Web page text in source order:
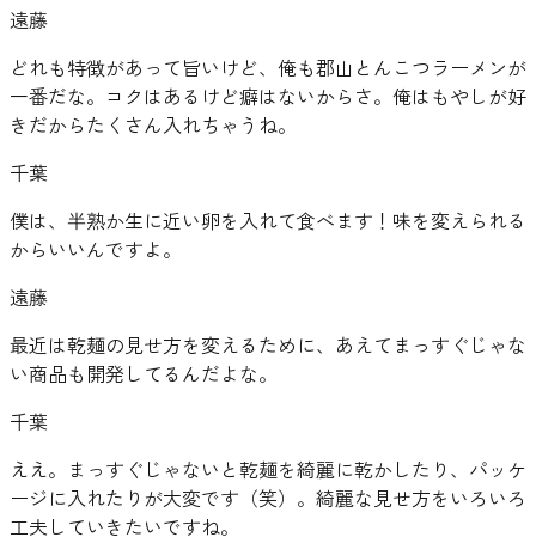
遠藤
どれも特徴があって旨いけど、俺も郡山とんこつラーメンが
一番だな。コクはあるけど癖はないからさ。俺はもやしが好
きだからたくさん入れちゃうね。
千葉
僕は、半熟か生に近い卵を入れて食べます！味を変えられる
からいいんですよ。
遠藤
最近は乾麺の見せ方を変えるために、あえてまっすぐじゃな
い商品も開発してるんだよな。
千葉
ええ。まっすぐじゃないと乾麺を綺麗に乾かしたり、パッケ
ージに入れたりが大変です（笑）。綺麗な見せ方をいろいろ
工夫していきたいですね。